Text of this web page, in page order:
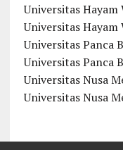
Universitas Hayam
Universitas Hayam
Universitas Panca
Universitas Panca
Universitas Nusa
Universitas Nusa